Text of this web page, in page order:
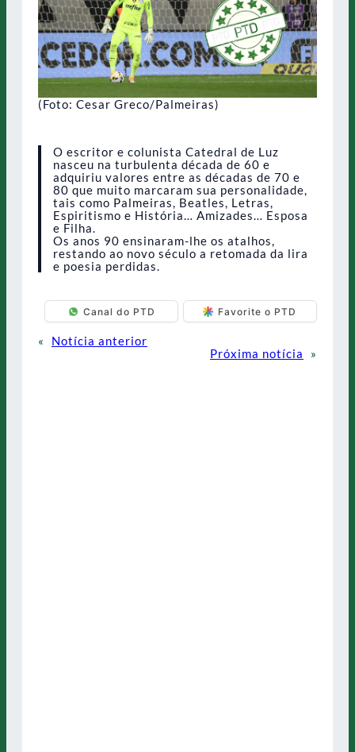
(Foto: Cesar Greco/Palmeiras)
O escritor e colunista Catedral de Luz
nasceu na turbulenta década de 60 e
adquiriu valores entre as décadas de 70 e
80 que muito marcaram sua personalidade,
tais como Palmeiras, Beatles, Letras,
Espiritismo e História… Amizades… Esposa
e Filha.
Os anos 90 ensinaram-lhe os atalhos,
restando ao novo século a retomada da lira
e poesia perdidas.
Canal do PTD Favorite o PTD
«
Notícia anterior
Próxima notícia
»